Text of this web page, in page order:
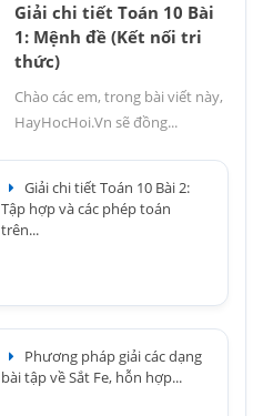
Giải chi tiết Toán 10 Bài
1: Mệnh đề (Kết nối tri
thức)
Chào các em, trong bài viết này,
HayHocHoi.Vn sẽ đồng...
Giải chi tiết Toán 10 Bài 2:
Tập hợp và các phép toán
trên...
Phương pháp giải các dạng
bài tập về Sắt Fe, hỗn hợp...